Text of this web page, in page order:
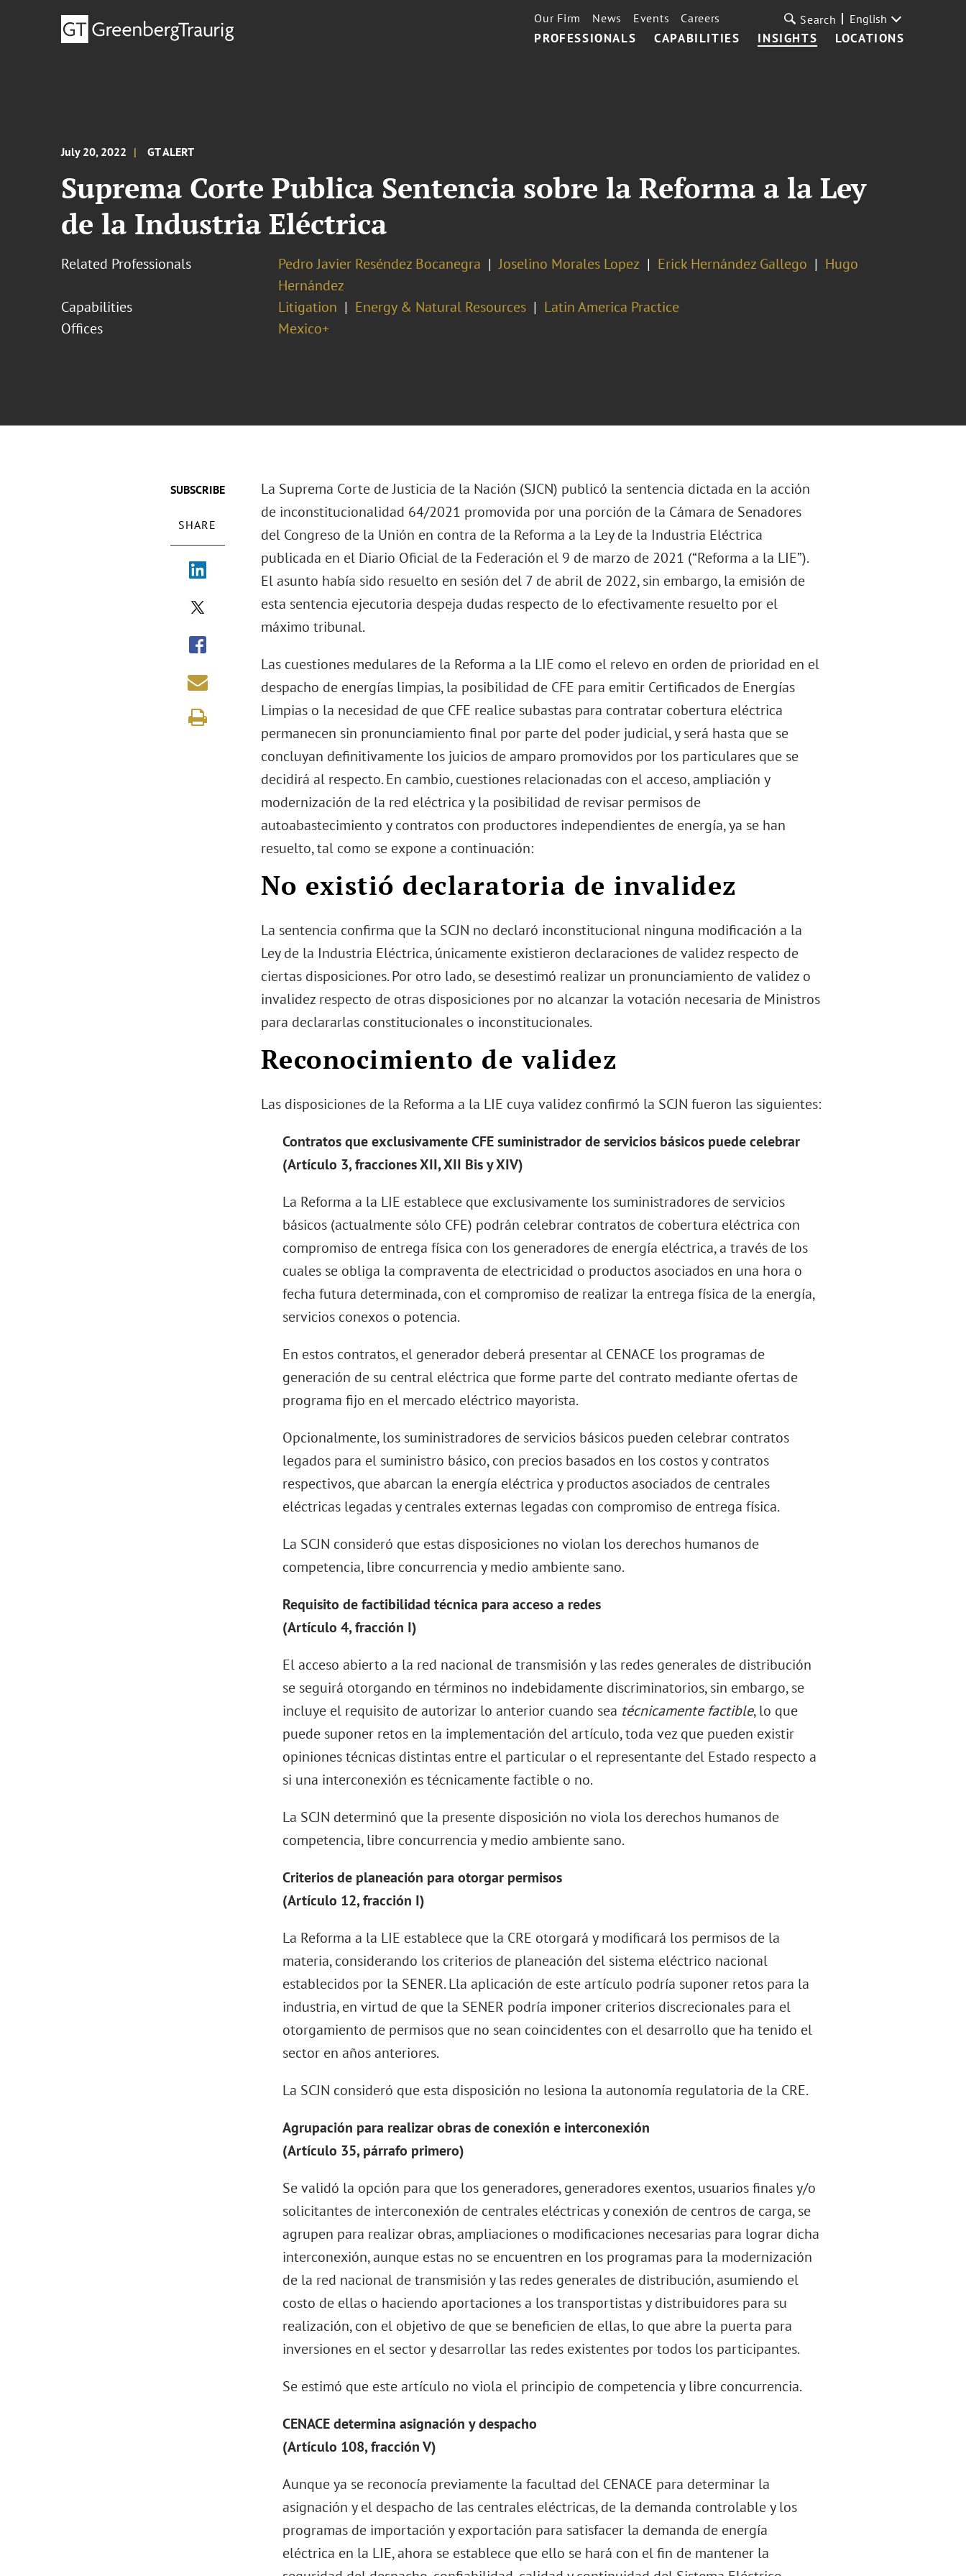
PROFESSIONALS CAPABILITIES INSIGHTS LOCATIONS
Our Firm News Events Careers Search English
July 20, 2022 GT ALERT
Suprema Corte Publica Sentencia sobre la Reforma a la Ley
de la Industria Eléctrica
Related Professionals Pedro Javier Reséndez Bocanegra Joselino Morales Lopez Erick Hernández Gallego
Hugo
Hernández
Capabilities
Litigation Energy & Natural Resources
Latin America Practice
Offices
Mexico+
SUBSCRIBE
SHARE
La Suprema Corte de Justicia de la Nación (SJCN) publicó la sentencia dictada en la acción
de inconstitucionalidad 64/2021 promovida por una porción de la Cámara de Senadores
del Congreso de la Unión en contra de la Reforma a la Ley de la Industria Eléctrica
publicada en el Diario Oficial de la Federación el 9 de marzo de 2021 (“Reforma a la LIE”).
El asunto había sido resuelto en sesión del 7 de abril de 2022, sin embargo, la emisión de
esta sentencia ejecutoria despeja dudas respecto de lo efectivamente resuelto por el
máximo tribunal.
Las cuestiones medulares de la Reforma a la LIE como el relevo en orden de prioridad en el
despacho de energías limpias, la posibilidad de CFE para emitir Certificados de Energías
Limpias o la necesidad de que CFE realice subastas para contratar cobertura eléctrica
permanecen sin pronunciamiento final por parte del poder judicial, y será hasta que se
concluyan definitivamente los juicios de amparo promovidos por los particulares que se
decidirá al respecto. En cambio, cuestiones relacionadas con el acceso, ampliación y
modernización de la red eléctrica y la posibilidad de revisar permisos de
autoabastecimiento y contratos con productores independientes de energía, ya se han
resuelto, tal como se expone a continuación:
No existió declaratoria de invalidez
La sentencia confirma que la SCJN no declaró inconstitucional ninguna modificación a la
Ley de la Industria Eléctrica, únicamente existieron declaraciones de validez respecto de
ciertas disposiciones. Por otro lado, se desestimó realizar un pronunciamiento de validez o
invalidez respecto de otras disposiciones por no alcanzar la votación necesaria de Ministros
para declararlas constitucionales o inconstitucionales.
Reconocimiento de validez
Las disposiciones de la Reforma a la LIE cuya validez confirmó la SCJN fueron las siguientes:
Contratos que exclusivamente CFE suministrador de servicios básicos puede celebrar
(Artículo 3, fracciones XII, XII Bis y XIV)
La Reforma a la LIE establece que exclusivamente los suministradores de servicios
básicos (actualmente sólo CFE) podrán celebrar contratos de cobertura eléctrica con
compromiso de entrega física con los generadores de energía eléctrica, a través de los
cuales se obliga la compraventa de electricidad o productos asociados en una hora o
fecha futura determinada, con el compromiso de realizar la entrega física de la energía,
servicios conexos o potencia.
En estos contratos, el generador deberá presentar al CENACE los programas de
generación de su central eléctrica que forme parte del contrato mediante ofertas de
programa fijo en el mercado eléctrico mayorista.
Opcionalmente, los suministradores de servicios básicos pueden celebrar contratos
legados para el suministro básico, con precios basados en los costos y contratos
respectivos, que abarcan la energía eléctrica y productos asociados de centrales
eléctricas legadas y centrales externas legadas con compromiso de entrega física.
La SCJN consideró que estas disposiciones no violan los derechos humanos de
competencia, libre concurrencia y medio ambiente sano.
Requisito de factibilidad técnica para acceso a redes
(Artículo 4, fracción I)
El acceso abierto a la red nacional de transmisión y las redes generales de distribución
se seguirá otorgando en términos no indebidamente discriminatorios, sin embargo, se
incluye el requisito de autorizar lo anterior cuando sea técnicamente factible, lo que
puede suponer retos en la implementación del artículo, toda vez que pueden existir
opiniones técnicas distintas entre el particular o el representante del Estado respecto a
si una interconexión es técnicamente factible o no.
La SCJN determinó que la presente disposición no viola los derechos humanos de
competencia, libre concurrencia y medio ambiente sano.
Criterios de planeación para otorgar permisos
(Artículo 12, fracción I)
La Reforma a la LIE establece que la CRE otorgará y modificará los permisos de la
materia, considerando los criterios de planeación del sistema eléctrico nacional
establecidos por la SENER. Lla aplicación de este artículo podría suponer retos para la
industria, en virtud de que la SENER podría imponer criterios discrecionales para el
otorgamiento de permisos que no sean coincidentes con el desarrollo que ha tenido el
sector en años anteriores.
La SCJN consideró que esta disposición no lesiona la autonomía regulatoria de la CRE.
Agrupación para realizar obras de conexión e interconexión
(Artículo 35, párrafo primero)
Se validó la opción para que los generadores, generadores exentos, usuarios finales y/o
solicitantes de interconexión de centrales eléctricas y conexión de centros de carga, se
agrupen para realizar obras, ampliaciones o modificaciones necesarias para lograr dicha
interconexión, aunque estas no se encuentren en los programas para la modernización
de la red nacional de transmisión y las redes generales de distribución, asumiendo el
costo de ellas o haciendo aportaciones a los transportistas y distribuidores para su
realización, con el objetivo de que se beneficien de ellas, lo que abre la puerta para
inversiones en el sector y desarrollar las redes existentes por todos los participantes.
Se estimó que este artículo no viola el principio de competencia y libre concurrencia.
CENACE determina asignación y despacho
(Artículo 108, fracción V)
Aunque ya se reconocía previamente la facultad del CENACE para determinar la
asignación y el despacho de las centrales eléctricas, de la demanda controlable y los
programas de importación y exportación para satisfacer la demanda de energía
eléctrica en la LIE, ahora se establece que ello se hará con el fin de mantener la